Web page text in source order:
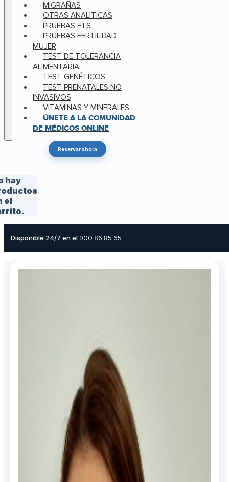
MIGRAÑAS
OTRAS ANALITICAS
PRUEBAS ETS
PRUEBAS FERTILIDAD
MUJER
TEST DE TOLERANCIA
ALIMENTARIA
TEST GENÉTICOS
TEST PRENATALES NO
INVASIVOS
VITAMINAS Y MINERALES
ÚNETE A LA COMUNIDAD
DE MÉDICOS ONLINE
Reservar ahora
hay
el
Disponible 24/7 en el 900 86 85 65